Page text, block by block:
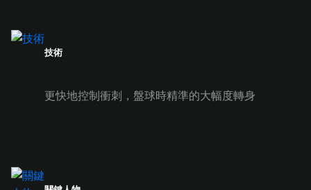
技術
更快地控制衝刺，盤球時精準的大幅度轉身